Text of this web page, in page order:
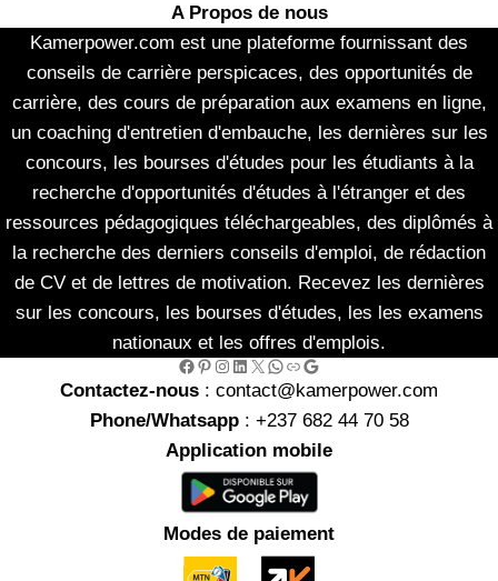
A Propos de nous
Kamerpower.com est une plateforme fournissant des
conseils de carrière perspicaces, des opportunités de
carrière, des cours de préparation aux examens en ligne,
un coaching d'entretien d'embauche, les dernières sur les
concours, les bourses d'études pour les étudiants à la
recherche d'opportunités d'études à l'étranger et des
ressources pédagogiques téléchargeables, des diplômés à
la recherche des derniers conseils d'emploi, de rédaction
de CV et de lettres de motivation. Recevez les dernières
sur les concours, les bourses d'études, les les examens
nationaux et les offres d'emplois.
Facebook Pinterest Instagram LinkedIn X WhatsApp Link Google
Contactez-nous : contact@kamerpower.com
Phone/Whatsapp: +237 682 44 70 58
Application mobile
Modes de paiement